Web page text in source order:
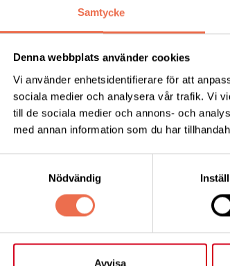
Samtycke
Denna webbplats använder cookies
Vi använder enhetsidentifierare för att
sociala medier och analysera vår trafik. Vi
till de sociala medier och annons- och
med annan information som du har
Nödvändig
Avvisa
i Skönsmon.
logga finns på bordet vi sitter vid.
med sina resor och betalar för sitt